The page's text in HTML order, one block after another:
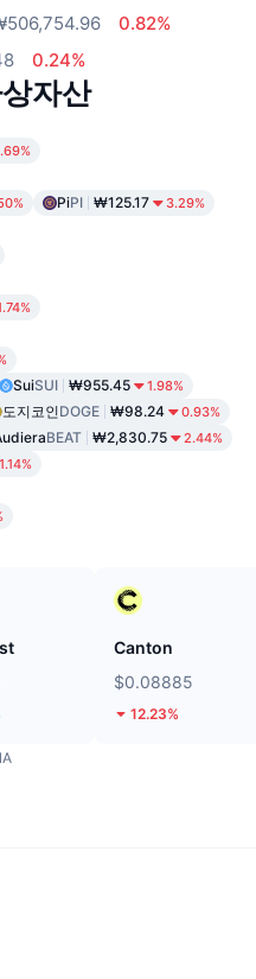
0.82%
0.24%
자산
PiPI ₩125.17 3.29%
SuiSUI ₩955.45 1.98%
도지코인DOGE ₩98.24 0.93%
BEAT ₩2,830.75 2.44%
1.14%
Canton
$0.08885
12.23%